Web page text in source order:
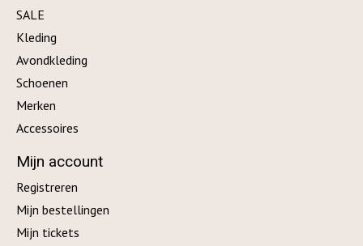
SALE
Kleding
Avondkleding
Schoenen
Merken
Accessoires
Mijn account
Registreren
Mijn bestellingen
Mijn tickets